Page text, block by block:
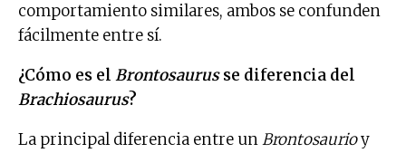
comportamiento similares, ambos se confunden
fácilmente entre sí.
¿Cómo es el Brontosaurus se diferencia del
Brachiosaurus?
La principal diferencia entre unBrontosaurioy